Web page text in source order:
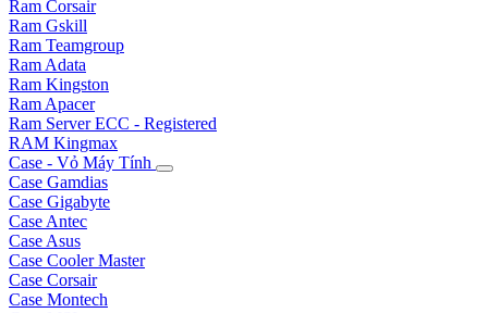
Ram Corsair
Ram Gskill
Ram Teamgroup
Ram Adata
Ram Kingston
Ram Apacer
Ram Server ECC - Registered
RAM Kingmax
Case - Vỏ Máy Tính
Case Gamdias
Case Gigabyte
Case Antec
Case Asus
Case Cooler Master
Case Corsair
Case Montech